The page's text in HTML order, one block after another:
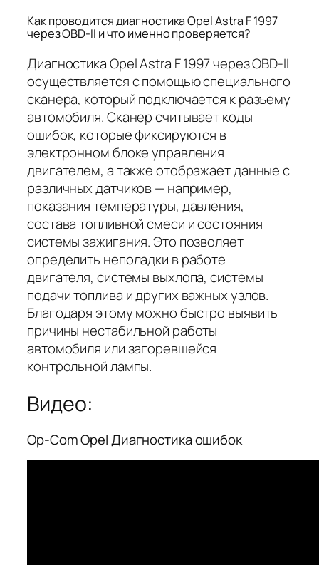
Как проводится диагностика Opel Astra F 1997
через OBD-II и что именно проверяется?
Диагностика Opel Astra F 1997 через OBD-II
осуществляется с помощью специального
сканера, который подключается к разъему
автомобиля. Сканер считывает коды
ошибок, которые фиксируются в
электронном блоке управления
двигателем, а также отображает данные с
различных датчиков — например,
показания температуры, давления,
состава топливной смеси и состояния
системы зажигания. Это позволяет
определить неполадки в работе
двигателя, системы выхлопа, системы
подачи топлива и других важных узлов.
Благодаря этому можно быстро выявить
причины нестабильной работы
автомобиля или загоревшейся
контрольной лампы.
Видео:
Op-Com Opel Диагностика ошибок